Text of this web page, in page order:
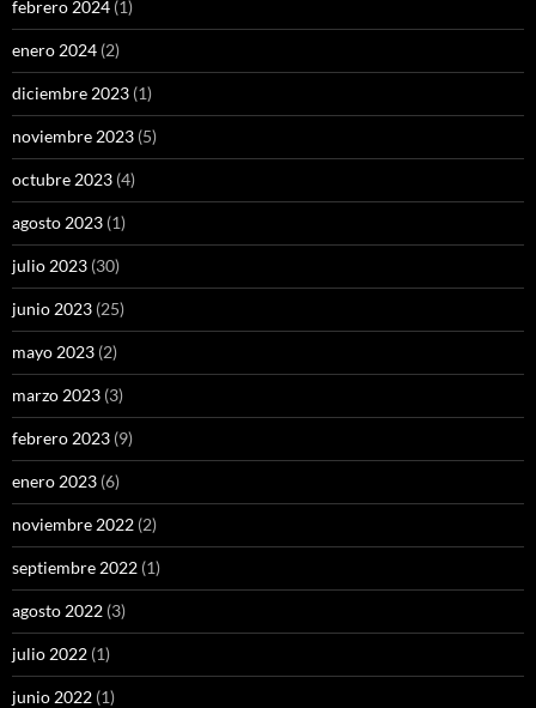
febrero 2024 (1)
enero 2024 (2)
diciembre 2023 (1)
noviembre 2023 (5)
octubre 2023 (4)
agosto 2023 (1)
julio 2023 (30)
junio 2023 (25)
mayo 2023 (2)
marzo 2023 (3)
febrero 2023 (9)
enero 2023 (6)
noviembre 2022 (2)
septiembre 2022 (1)
agosto 2022 (3)
julio 2022 (1)
junio 2022 (1)